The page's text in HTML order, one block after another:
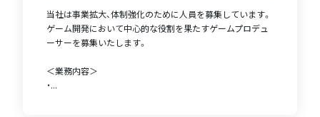
当社は事業拡大、体制強化のために人員を募集しています。
ゲーム開発において中心的な役割を果たすゲームプロデュ
ーサーを募集いたします。
＜業務内容＞
・...